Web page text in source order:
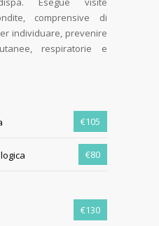
comprensive di
individuare, prevenire
respiratorie e
€105
€80
€130